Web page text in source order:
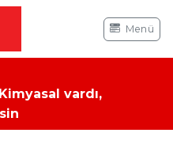
Menü
vardı,